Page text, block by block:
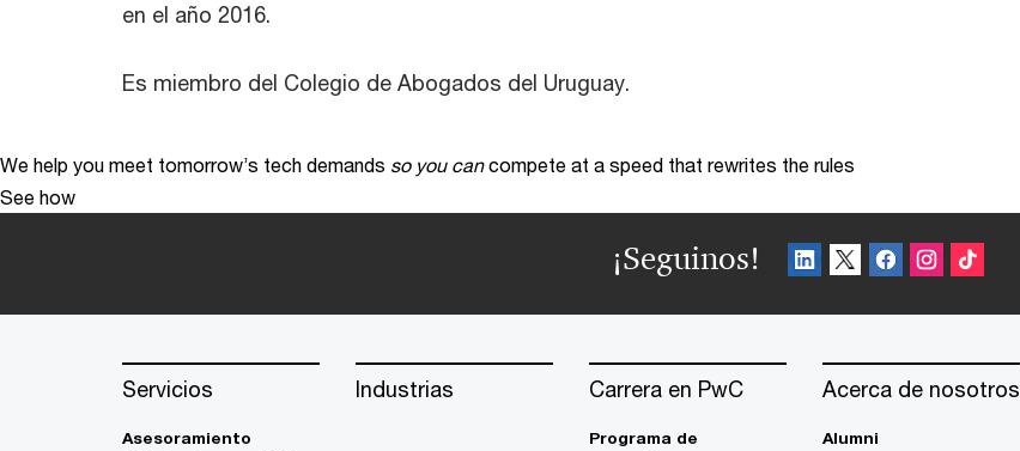
en el año 2016.
Es miembro del Colegio de Abogados del Uruguay.
We help you meet tomorrow’s tech demands so you can compete at a speed that rewrites the rules
See how
¡Seguinos!
Servicios
Asesoramiento
Industrias Carrera en PwC
Programa de
Acerca de nosotros
Alumni